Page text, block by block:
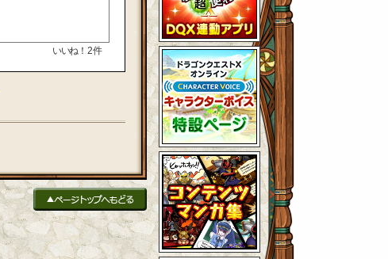
いいね！ 2件